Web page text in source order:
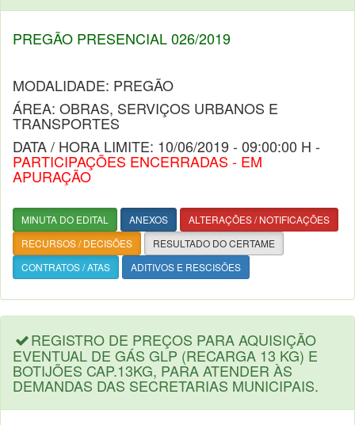
PREGÃO PRESENCIAL 026/2019
MODALIDADE: PREGÃO
ÁREA: OBRAS, SERVIÇOS URBANOS E
TRANSPORTES
DATA / HORA LIMITE: 10/06/2019 - 09:00:00 H -
PARTICIPAÇÕES ENCERRADAS - EM
APURAÇÃO
MINUTA DO EDITAL ANEXOS
ALTERAÇÕES / NOTIFICAÇÕES
RECURSOS / DECISÕES
RESULTADO DO CERTAME
CONTRATOS / ATAS
ADITIVOS E RESCISÕES
REGISTRO DE PREÇOS PARA AQUISIÇÃO
EVENTUAL DE GÁS GLP (RECARGA 13 KG) E
BOTIJÕES CAP.13KG, PARA ATENDER ÀS
DEMANDAS DAS SECRETARIAS MUNICIPAIS.